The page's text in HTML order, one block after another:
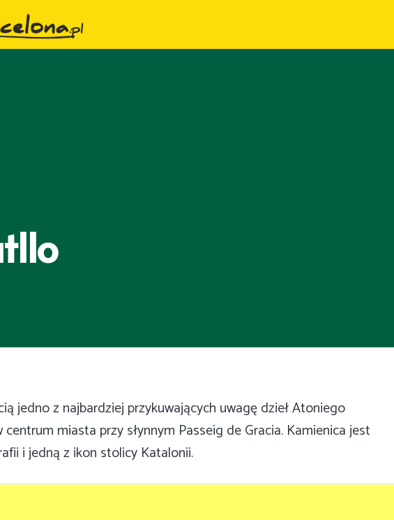
jedno z najbardziej przykuwających uwagę dzieł Atoniego
miasta przy słynnym Passeig de Gracia. Kamienica jest
i jedną z ikon stolicy Katalonii.